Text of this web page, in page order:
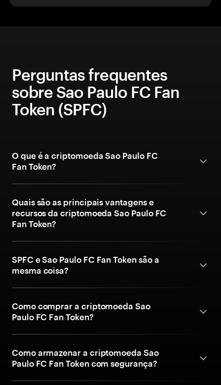
Perguntas frequentes
sobre Sao Paulo FC Fan
Token (SPFC)
O que é a criptomoeda Sao Paulo FC
Fan Token?
Quais são as principais vantagens e
recursos da criptomoeda Sao Paulo FC
Fan Token?
SPFC e Sao Paulo FC Fan Token são a
mesma coisa?
Como comprar a criptomoeda Sao
Paulo FC Fan Token?
Como armazenar a criptomoeda Sao
Paulo FC Fan Token com segurança?